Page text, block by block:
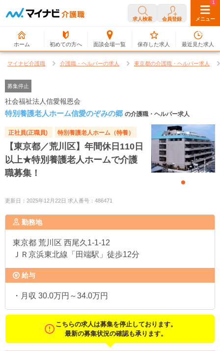
求人検索 会員登録 メニュー
ホーム 初めての方へ 面談会場一覧
0
保存した求人
1
最近見た求人
マイナビ介護職 介護職・ヘルパーの求人 東京都の介護職・ヘルパー求人
募集停止
社会福祉法人信愛報恩会
特別養護老人ホーム信愛のぞみの郷 の介護職・ヘルパー求人
正社員(正職員) 特別養護老人ホーム（特養）
【東京都／荒川区】年間休日110日
以上★特別養護老人ホームで介護
職募集！
更新日：2025年12月22日 求人番号：486471
勤務地
東京都 荒川区 西尾久1-1-12
ＪＲ京浜東北線「田端駅」徒歩12分
給与
・月収 30.0万円～34.0万円
こちらの求人は募集を停止しております。
最新の募集状況の確認も承ります。